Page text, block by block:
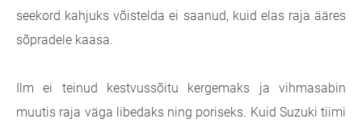
seekord kahjuks võistelda ei saanud, kuid elas raja ääres
sõpradele kaasa.
Ilm ei teinud kestvussõitu kergemaks ja vihmasabin
muutis raja väga libedaks ning poriseks. Kuid Suzuki tiimi